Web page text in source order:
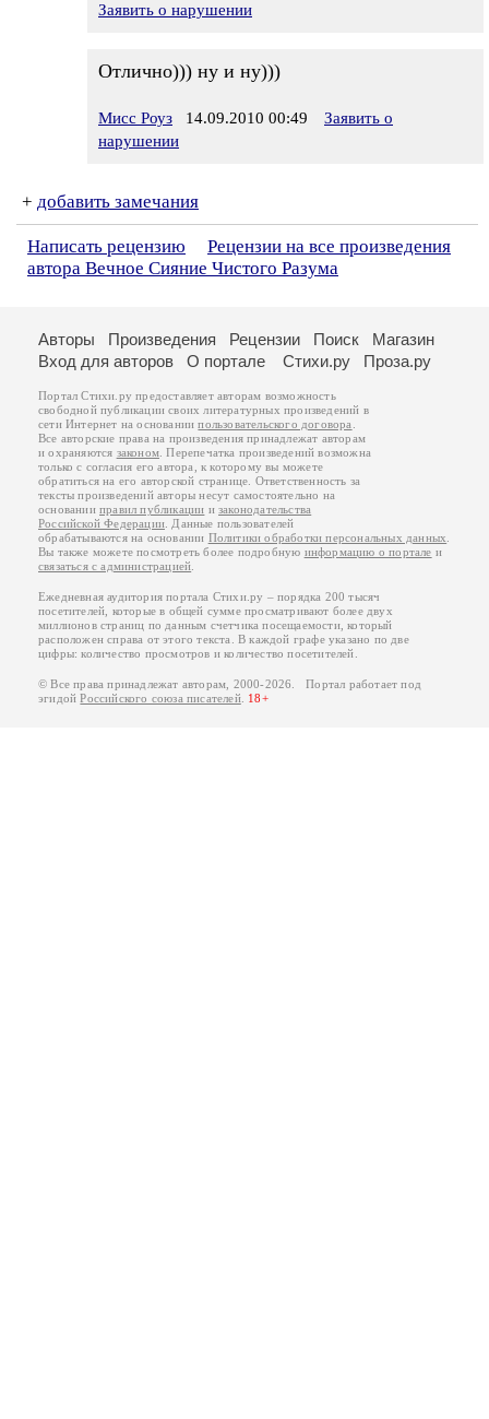
Заявить о нарушении
Отлично))) ну и ну)))
Мисс Роуз 14.09.2010 00:49
Заявить о
нарушении
+ добавить замечания
Написать рецензию
Рецензии на все произведения
автора Вечное Сияние Чистого Разума
Авторы Произведения Рецензии Поиск
Магазин
Вход для авторов
О портале Стихи.ру Проза.ру
Портал Стихи.ру предоставляет авторам возможность
свободной публикации своих литературных произведений в
сети Интернет на основаниипользовательского договора
Все авторские права на произведения принадлежат авторам
и охраняются законом . Перепечатка произведений возможна
только с согласия его автора, к которому вы можете
обратиться на его авторской странице. Ответственность за
тексты произведений авторы несут самостоятельно на
основанииправил публикации изаконодательства
Российской Федерации . Данные пользователей
обрабатываются на основании Политики обработки персональных данных
Вы также можете посмотреть более подробную информацию о портале и
связаться с администрацией
Ежедневная аудитория портала Стихи.ру – порядка 200 тысяч
посетителей, которые в общей сумме просматривают более двух
миллионов страниц по данным счетчика посещаемости, который
расположен справа от этого текста. В каждой графе указано по две
цифры: количество просмотров и количество посетителей.
© Все права принадлежат авторам, 2000-2026. Портал работает под
эгидойРоссийского союза писателей. 18+